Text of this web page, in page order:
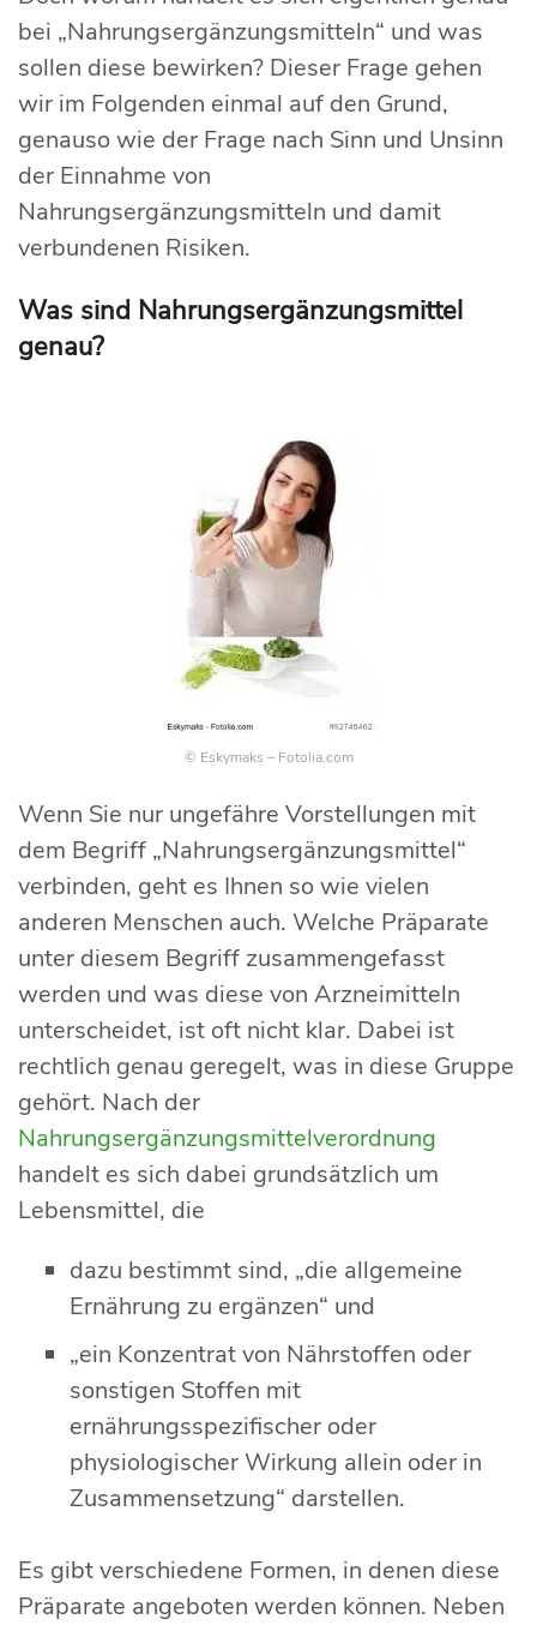
bei „Nahrungsergänzungsmitteln“ und was
sollen diese bewirken? Dieser Frage gehen
wir im Folgenden einmal auf den Grund,
genauso wie der Frage nach Sinn und Unsinn
der Einnahme von
Nahrungsergänzungsmitteln und damit
verbundenen Risiken.
Was sind Nahrungsergänzungsmittel
genau?
© Eskymaks – Fotolia.com
Wenn Sie nur ungefähre Vorstellungen mit
dem Begriff „Nahrungsergänzungsmittel“
verbinden, geht es Ihnen so wie vielen
anderen Menschen auch. Welche Präparate
unter diesem Begriff zusammengefasst
werden und was diese von Arzneimitteln
unterscheidet, ist oft nicht klar. Dabei ist
rechtlich genau geregelt, was in diese Gruppe
gehört. Nach der
Nahrungsergänzungsmittelverordnung
handelt es sich dabei grundsätzlich um
Lebensmittel, die
dazu bestimmt sind, „die allgemeine
Ernährung zu ergänzen“ und
„ein Konzentrat von Nährstoffen oder
sonstigen Stoffen mit
ernährungsspezifischer oder
physiologischer Wirkung allein oder in
Zusammensetzung“ darstellen.
Es gibt verschiedene Formen, in denen diese
Präparate angeboten werden können. Neben